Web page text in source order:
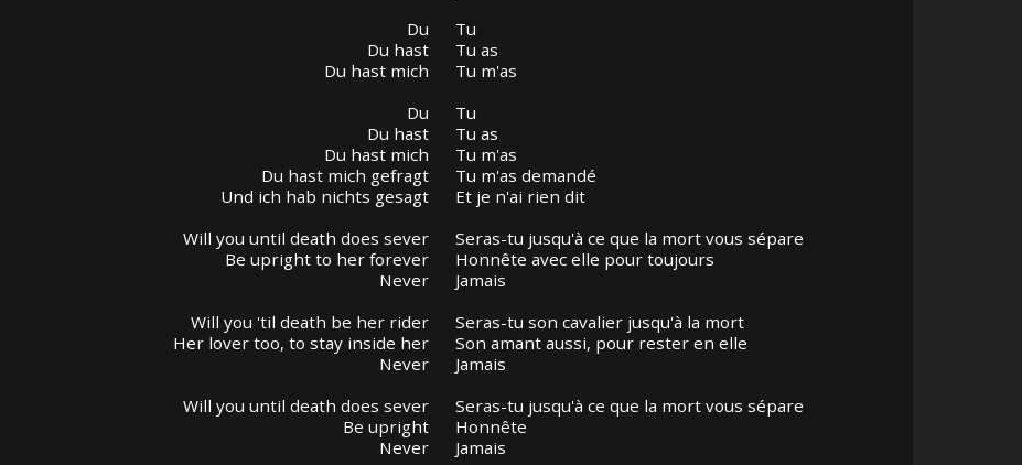
Du
Du hast
Du hast mich
Du
Du hast
Du hast mich
Du hast mich gefragt
Und ich hab nichts gesagt
Will you until death does sever
Be upright to her forever
Never
Will you 'til death be her rider
Her lover too, to stay inside her
Never
Will you until death does sever
Be upright
Never
Tu
Tu as
Tu m'as
Tu
Tu as
Tu m'as
Tu m'as demandé
Et je n'ai rien dit
Seras-tu jusqu'à ce que la mort vous sépare
Honnête avec elle pour toujours
Jamais
Seras-tu son cavalier jusqu'à la mort
Son amant aussi, pour rester en elle
Jamais
Seras-tu jusqu'à ce que la mort vous sépare
Honnête
Jamais